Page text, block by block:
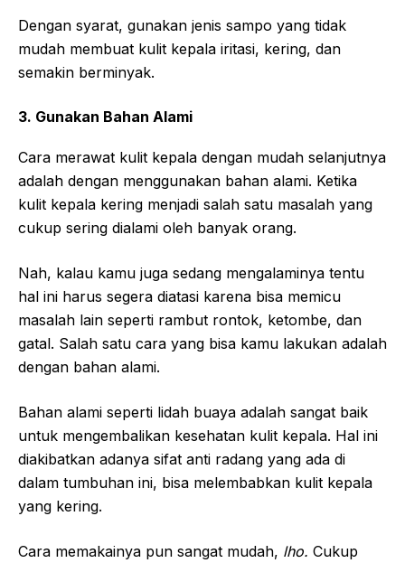
Dengan syarat, gunakan jenis sampo yang tidak
mudah membuat kulit kepala iritasi, kering, dan
semakin berminyak.
3. Gunakan Bahan Alami
Cara merawat kulit kepala dengan mudah selanjutnya
adalah dengan menggunakan bahan alami. Ketika
kulit kepala kering menjadi salah satu masalah yang
cukup sering dialami oleh banyak orang.
Nah, kalau kamu juga sedang mengalaminya tentu
hal ini harus segera diatasi karena bisa memicu
masalah lain seperti rambut rontok, ketombe, dan
gatal. Salah satu cara yang bisa kamu lakukan adalah
dengan bahan alami.
Bahan alami seperti lidah buaya adalah sangat baik
untuk mengembalikan kesehatan kulit kepala. Hal ini
diakibatkan adanya sifat anti radang yang ada di
dalam tumbuhan ini, bisa melembabkan kulit kepala
yang kering.
Cara memakainya pun sangat mudah, lho. Cukup